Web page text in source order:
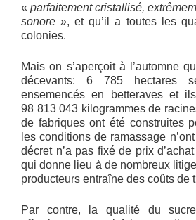
« parfaitement cristallisé,
sonore», et qu’il a toutes les
colonies.
Mais on s’aperçoit à l’automne
décevants: 6 785 hectares
ensemencés en betteraves et
98 813 043 kilogrammes de
de fabriques ont été construites
les conditions de ramassage
décret n’a pas fixé de prix
qui donne lieu à de nombreux
producteurs entraîne des coûts de
Par contre, la qualité du